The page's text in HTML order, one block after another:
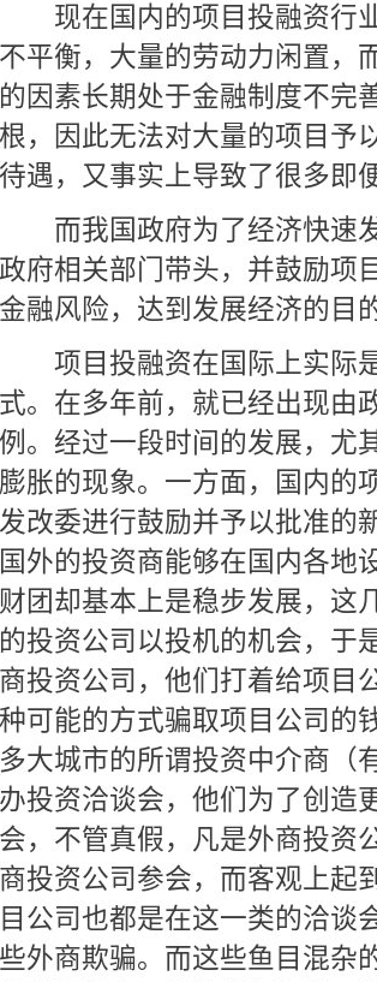
现在国内的项目投融资行业
不平衡，大量的劳动力闲置，
的因素长期处于金融制度不完
根，因此无法对大量的项目予
待遇，又事实上导致了很多即
而我国政府为了经济快速发
政府相关部门带头，并鼓励项
金融风险，达到发展经济的目
项目投融资在国际上实际是
式。在多年前，就已经出现由
例。经过一段时间的发展，尤
膨胀的现象。一方面，国内的
发改委进行鼓励并予以批准的
国外的投资商能够在国内各地
财团却基本上是稳步发展，这
的投资公司以投机的机会，于
商投资公司，他们打着给项目
种可能的方式骗取项目公司的
多大城市的所谓投资中介商（
办投资洽谈会，他们为了创造
会，不管真假，凡是外商投资
商投资公司参会，而客观上起
目公司也都是在这一类的洽谈
些外商欺骗。而这些鱼目混杂